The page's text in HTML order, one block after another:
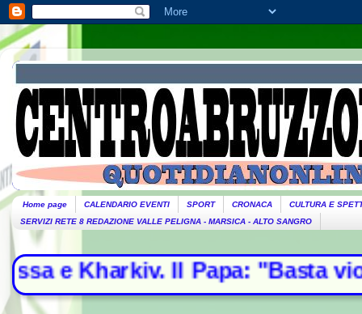
Home page CALENDARIO EVENTI SPORT CRONACA
CULTURA E
SERVIZI RETE 8 REDAZIONE VALLE PELIGNA - MARSICA - ALTO SANGRO
Il Papa: "Basta violenze,